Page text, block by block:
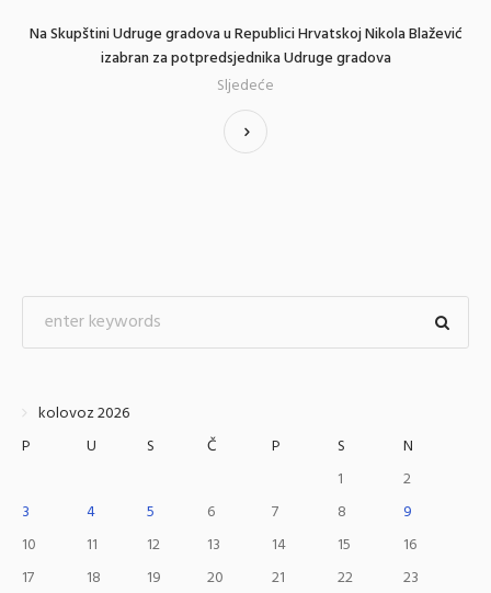
Na Skupštini Udruge gradova u Republici Hrvatskoj Nikola Blažević
izabran za potpredsjednika Udruge gradova
Sljedeće
kolovoz 2026
P
U S Č P S
N
1
2
3
4 5 6 7 8
9
10
11 12 13 14 15
16
17
18 19 20 21 22
23